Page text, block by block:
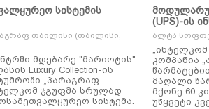
სისტემის
თბილისი (თბილისი,
მდებარე "მარიოტის"
Luxury Collection-ის
„პარაგრაფ
ჯგუფმა სრულად
სისტემა.
(UPS)-ის
ალტა
კომპანია
წარმატებით
მაღალი
მქონე 60
უწყვეტი